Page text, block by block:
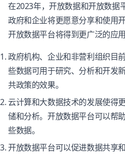
在2023年，开放数据和开放数据
政府和企业将更愿意分享和使用
开放数据平台将得到更广泛的应用
政府机构、企业和非营利组织目
些数据可用于研究、分析和开发
共政策的效果。
云计算和大数据技术的发展使得
储和分析。开放数据平台可以帮
些数据。
开放数据平台可以促进数据共享